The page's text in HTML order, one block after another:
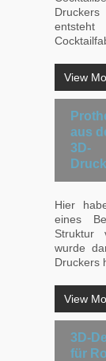
View
aus
3D-
Hier
eines
Struktur
wurde
Druckers
View
3D-
für